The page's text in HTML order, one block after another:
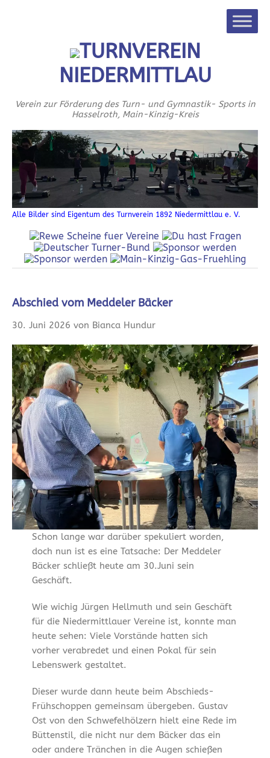
TURNVEREIN
NIEDERMITTLAU
Verein zur Förderung des Turn- und Gymnastik- Sports in
Hasselroth, Main-Kinzig-Kreis
Alle Bilder sind Eigentum des Turnverein 1892 Niedermittlau e. V.
Abschied vom Meddeler Bäcker
30. Juni 2026 von Bianca Hundur
Schon lange war darüber spekuliert worden,
doch nun ist es eine Tatsache: Der Meddeler
Bäcker schließt heute am 30.Juni sein
Geschäft.
Wie wichig Jürgen Hellmuth und sein Geschäft
für die Niedermittlauer Vereine ist, konnte man
heute sehen: Viele Vorstände hatten sich
vorher verabredet und einen Pokal für sein
Lebenswerk gestaltet.
Dieser wurde dann heute beim Abschieds-
Frühschoppen gemeinsam übergeben. Gustav
Ost von den Schwefelhölzern hielt eine Rede im
Büttenstil, die nicht nur dem Bäcker das ein
oder andere Tränchen in die Augen schießen